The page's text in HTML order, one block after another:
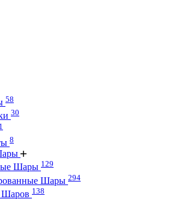
58
30
8
Шары 129
Шары 294
138